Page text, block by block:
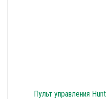
Пульт управления